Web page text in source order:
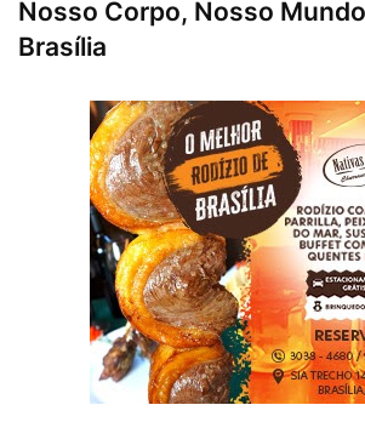
Nosso Corpo, Nosso
Brasília